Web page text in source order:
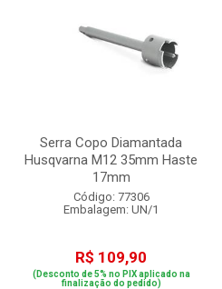
Serra Copo Diamantada
Husqvarna M12 35mm Haste
17mm
Código: 77306
Embalagem: UN/1
R$ 109,90
(Desconto de 5% no PIX aplicado na
finalização do pedido)